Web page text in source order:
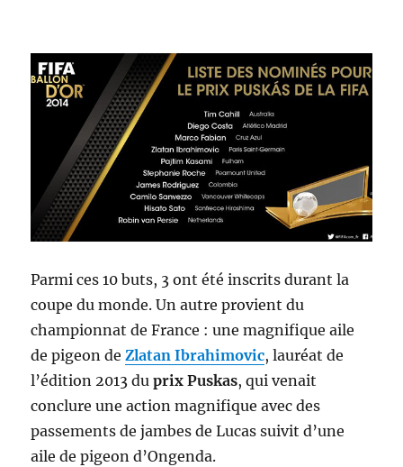
Parmi ces 10 buts, 3 ont été inscrits durant la
coupe du monde. Un autre provient du
championnat de France : une magnifique aile
de pigeon deZlatan Ibrahimovic, lauréat de
l’édition 2013 duprix Puskas, qui venait
conclure une action magnifique avec des
passements de jambes de Lucas suivit d’une
aile de pigeon d’Ongenda.